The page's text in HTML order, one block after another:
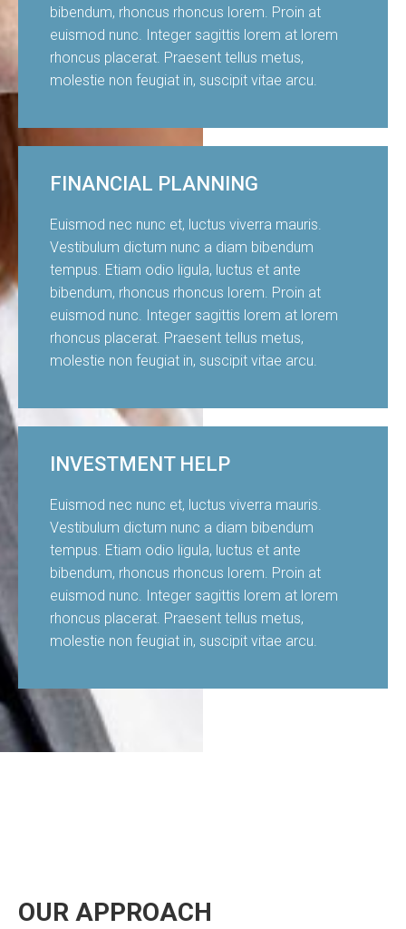
bibendum, rhoncus rhoncus lorem. Proin at
euismod nunc. Integer sagittis lorem at lorem
rhoncus placerat. Praesent tellus metus,
molestie non feugiat in, suscipit vitae arcu.
FINANCIAL PLANNING
Euismod nec nunc et, luctus viverra mauris.
Vestibulum dictum nunc a diam bibendum
tempus. Etiam odio ligula, luctus et ante
bibendum, rhoncus rhoncus lorem. Proin at
euismod nunc. Integer sagittis lorem at lorem
rhoncus placerat. Praesent tellus metus,
molestie non feugiat in, suscipit vitae arcu.
INVESTMENT HELP
Euismod nec nunc et, luctus viverra mauris.
Vestibulum dictum nunc a diam bibendum
tempus. Etiam odio ligula, luctus et ante
bibendum, rhoncus rhoncus lorem. Proin at
euismod nunc. Integer sagittis lorem at lorem
rhoncus placerat. Praesent tellus metus,
molestie non feugiat in, suscipit vitae arcu.
OUR APPROACH